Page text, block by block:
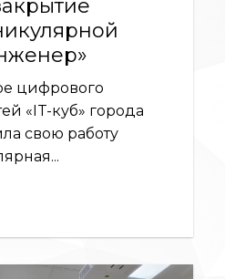
цифрового
«IT-куб» города
свою работу